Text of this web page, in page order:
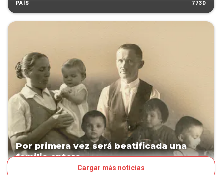
PAÍS 773D
Por primera vez será beatificada una
familia entera
Cargar más noticias